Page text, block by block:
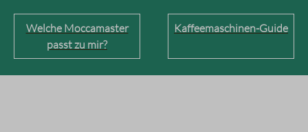
Welche Moccamaster
passt zu mir?
Kaffeemaschinen-Guide